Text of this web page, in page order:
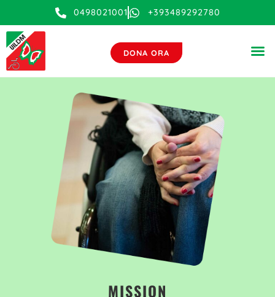
0498021001 +393489292780
DONA ORA
MISSION